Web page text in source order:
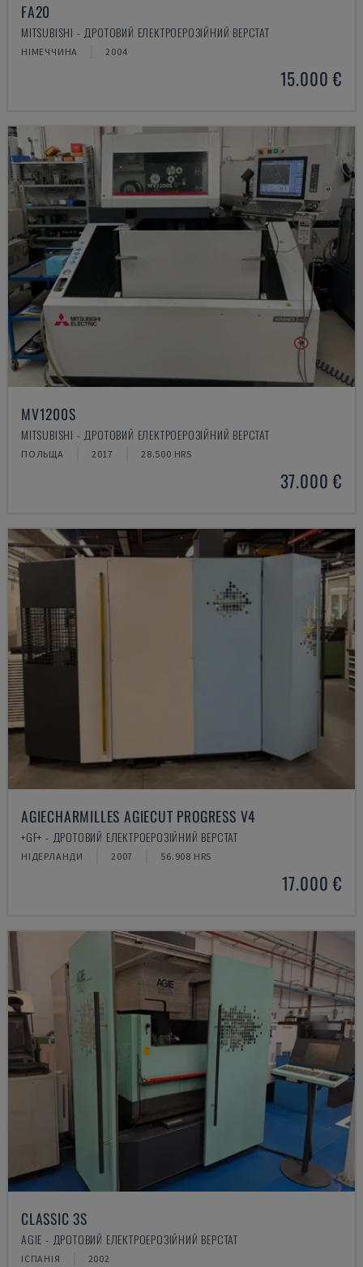
FA20
MITSUBISHI - ДРОТОВИЙ ЕЛЕКТРОЕРОЗІЙНИЙ ВЕРСТАТ
НІМЕЧЧИНА 2004
15.000 €
MV1200S
MITSUBISHI - ДРОТОВИЙ ЕЛЕКТРОЕРОЗІЙНИЙ ВЕРСТАТ
ПОЛЬЩА 2017 28.500 HRS
37.000 €
AGIECHARMILLES AGIECUT PROGRESS V4
+GF+ - ДРОТОВИЙ ЕЛЕКТРОЕРОЗІЙНИЙ ВЕРСТАТ
НІДЕРЛАНДИ 2007 56.908 HRS
17.000 €
CLASSIC 3S
AGIE - ДРОТОВИЙ ЕЛЕКТРОЕРОЗІЙНИЙ ВЕРСТАТ
ІСПАНІЯ 2002